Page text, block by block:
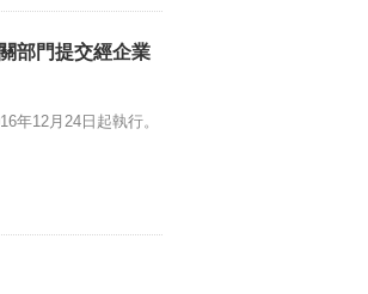
部門提交經企業
年12月24日起執行。